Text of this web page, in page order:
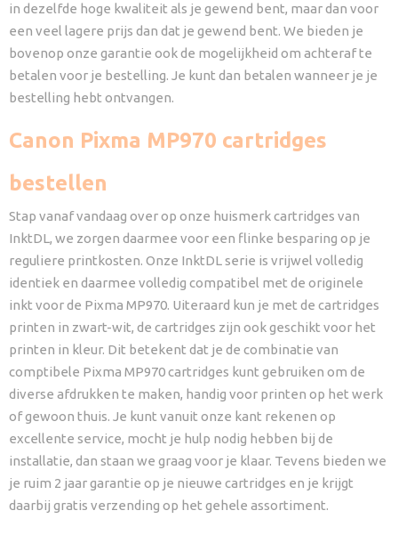
in dezelfde hoge kwaliteit als je gewend bent, maar dan voor
een veel lagere prijs dan dat je gewend bent. We bieden je
bovenop onze garantie ook de mogelijkheid om achteraf te
betalen voor je bestelling. Je kunt dan betalen wanneer je je
bestelling hebt ontvangen.
Canon Pixma MP970 cartridges
bestellen
Stap vanaf vandaag over op onze huismerk cartridges van
InktDL, we zorgen daarmee voor een flinke besparing op je
reguliere printkosten. Onze InktDL serie is vrijwel volledig
identiek en daarmee volledig compatibel met de originele
inkt voor de Pixma MP970. Uiteraard kun je met de cartridges
printen in zwart-wit, de cartridges zijn ook geschikt voor het
printen in kleur. Dit betekent dat je de combinatie van
comptibele Pixma MP970 cartridges kunt gebruiken om de
diverse afdrukken te maken, handig voor printen op het werk
of gewoon thuis. Je kunt vanuit onze kant rekenen op
excellente service, mocht je hulp nodig hebben bij de
installatie, dan staan we graag voor je klaar. Tevens bieden we
je ruim 2 jaar garantie op je nieuwe cartridges en je krijgt
daarbij gratis verzending op het gehele assortiment.